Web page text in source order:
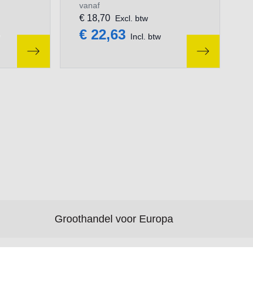
vanaf
€ 22,63 Incl. btw
€ 18,70 Excl. btw
Groothandel voor Europa